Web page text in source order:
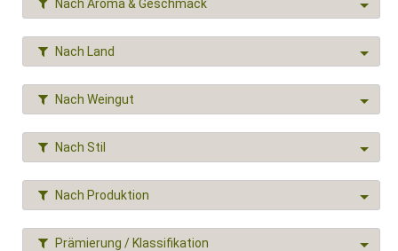
Nach Aroma & Geschmack
Nach Land
Nach Weingut
Nach Stil
Nach Produktion
Prämierung / Klassifikation